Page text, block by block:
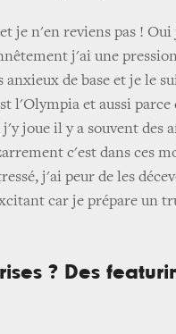
je n'en reviens pas ! Oui
j'ai une
anxieux de base et je le
l'Olympia et aussi parce
joue il y a souvent des
c'est dans ces
j'ai peur de les
car je prépare un
? Des